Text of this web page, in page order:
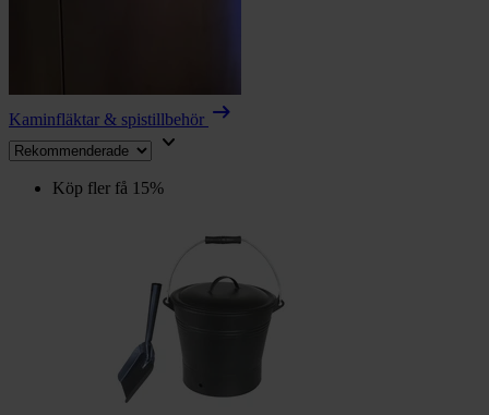
Kaminfläktar & spistillbehör arrow_right_alt
keyboard_arrow_down
Köp fler få 15%